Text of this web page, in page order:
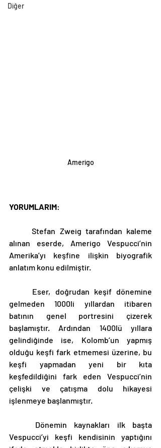
Diğer
Amerigo
YORUMLARIM:
	Stefan Zweig tarafından kaleme
alınan eserde, Amerigo Vespucci’nin
Amerika’yı keşfine ilişkin biyografik
anlatım konu edilmiştir.
gelmeden 1000li yıllardan itibaren
batının genel portresini çizerek
başlamıştır. Ardından 1400lü yıllara
gelindiğinde ise, Kolomb’un yapmış
olduğu keşfi fark etmemesi üzerine, bu
keşfi yapmadan yeni bir kıta
keşfedildiğini fark eden Vespucci’nin
çelişki ve çatışma dolu hikayesi
işlenmeye başlanmıştır.
Vespucci’yi keşfi kendisinin yaptığını